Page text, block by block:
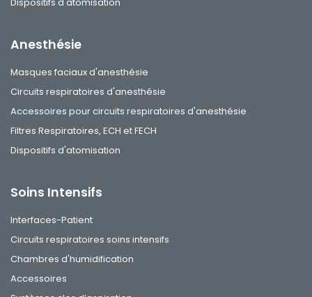
Anesthésie
Masques faciaux d'anesthésie
Circuits respiratoires d'anesthésie
Accessoires pour circuits respiratoires d'anesthésie
Filtres Respiratoires, ECH et FECH
Dispositifs d'atomisation
Soins Intensifs
Interfaces-Patient
Circuits respiratoires soins intensifs
Chambres d'humidification
Accessoires